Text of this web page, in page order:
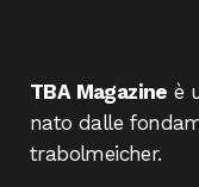
TBA Magazine è
nato dalle
trabolmeicher.